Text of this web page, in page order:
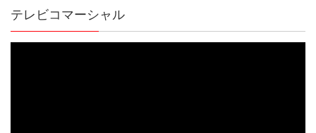
テレビコマーシャル